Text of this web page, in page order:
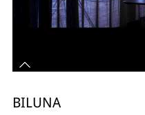
BILUNA